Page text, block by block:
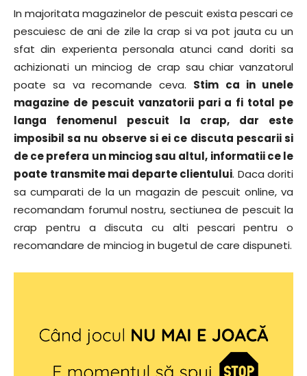
In majoritata magazinelor de pescuit exista pescari ce
pescuiesc de ani de zile la crap si va pot jauta cu un
sfat din experienta personala atunci cand doriti sa
achizionati un minciog de crap sau chiar vanzatorul
poate sa va recomande ceva. Stim ca in unele
magazine de pescuit vanzatorii pari a fi total pe
langa fenomenul pescuit la crap, dar este
imposibil sa nu observe si ei ce discuta pescarii si
de ce prefera un minciog sau altul, informatii ce le
poate transmite mai departe clientului. Daca doriti
sa cumparati de la un magazin de pescuit online, va
recomandam forumul nostru, sectiunea de pescuit la
crap pentru a discuta cu alti pescari pentru o
recomandare de minciog in bugetul de care dispuneti.